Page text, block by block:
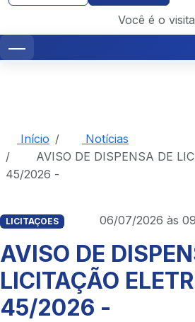
Você é o
Início
Notícias
AVISO DE DISPENSA DE
45/2026 -
LICITAÇOES 06/07/2026 às
AVISO DE
LICITAÇÃO
45/2026 -